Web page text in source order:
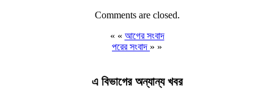
Comments are closed.
« « আগের সংবাদ
পরের সংবাদ » »
এ বিভাগের অন্যান্য খবর